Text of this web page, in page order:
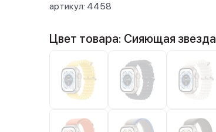
артикул: 4458
Цвет товара: Сияющая звезда